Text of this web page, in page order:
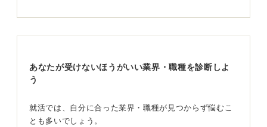
これは、あくまでも創作物のなかで作られた面白おかし
さらには、「規制が厳しい」「休暇が取れない」などの
あなたが受けないほうがいい業界・職種を診断しよ
う
就活では、自分に合った業界・職種が見つからず悩むこ
とも多いでしょう。